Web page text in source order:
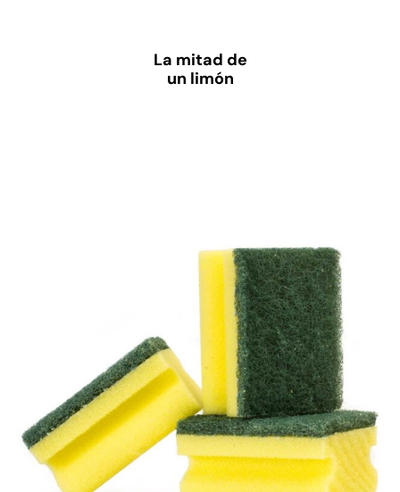
La mitad de
un limón